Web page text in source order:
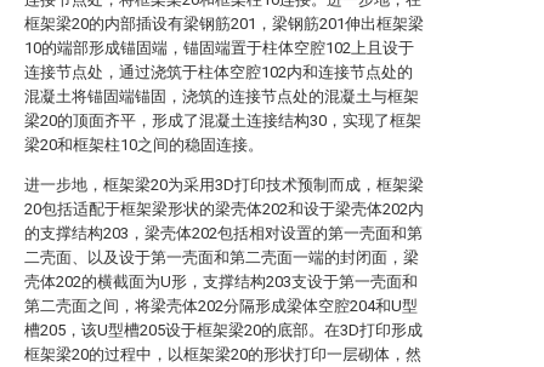
框架梁20的内部插设有梁钢筋201，梁钢筋201伸出框架梁
10的端部形成锚固端，锚固端置于柱体空腔102上且设于
连接节点处，通过浇筑于柱体空腔102内和连接节点处的
混凝土将锚固端锚固，浇筑的连接节点处的混凝土与框架
梁20的顶面齐平，形成了混凝土连接结构30，实现了框架
梁20和框架柱10之间的稳固连接。
进一步地，框架梁20为采用3D打印技术预制而成，框架梁
20包括适配于框架梁形状的梁壳体202和设于梁壳体202内
的支撑结构203，梁壳体202包括相对设置的第一壳面和第
二壳面、以及设于第一壳面和第二壳面一端的封闭面，梁
壳体202的横截面为U形，支撑结构203支设于第一壳面和
第二壳面之间，将梁壳体202分隔形成梁体空腔204和U型
槽205，该U型槽205设于框架梁20的底部。在3D打印形成
框架梁20的过程中，以框架梁20的形状打印一层砌体，然